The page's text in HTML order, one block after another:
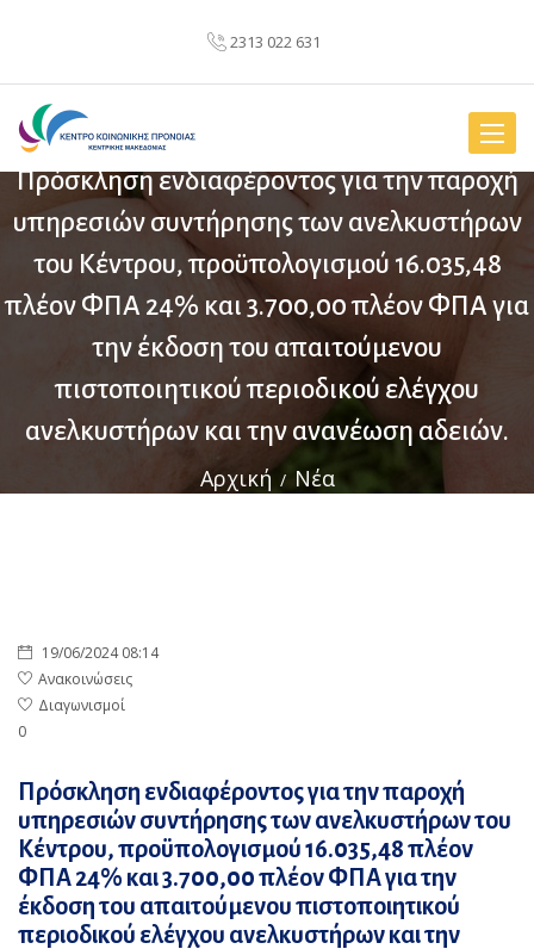
2313 022 631
Toggle
Πρόσκληση ενδιαφέροντος για την παροχή
υπηρεσιών συντήρησης των ανελκυστήρων
του Κέντρου, προϋπολογισμού 16.035,48
πλέον ΦΠΑ 24% και 3.700,00 πλέον ΦΠΑ για
την έκδοση του απαιτούμενου
πιστοποιητικού περιοδικού ελέγχου
ανελκυστήρων και την ανανέωση αδειών.
Αρχική Νέα
19/06/2024 08:14
Ανακοινώσεις
Διαγωνισμοί
0
Πρόσκληση ενδιαφέροντος για την παροχή
υπηρεσιών συντήρησης των ανελκυστήρων του
Κέντρου, προϋπολογισμού 16.035,48 πλέον
ΦΠΑ 24% και 3.700,00 πλέον ΦΠΑ για την
έκδοση του απαιτούμενου πιστοποιητικού
περιοδικού ελέγχου ανελκυστήρων και την